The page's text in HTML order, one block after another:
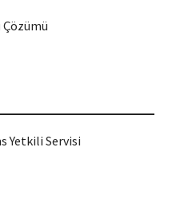
Çözümü
Yetkili Servisi